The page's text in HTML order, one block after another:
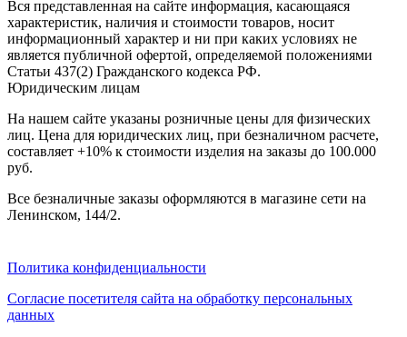
0 0
0
Вся представленная на сайте информация, касающаяся
характеристик, наличия и стоимости товаров, носит
информационный характер и ни при каких условиях не
является публичной офертой, определяемой положениями
Статьи 437(2) Гражданского кодекса РФ.
Юридическим лицам
На нашем сайте указаны розничные цены для физических
лиц. Цена для юридических лиц, при безналичном расчете,
составляет +10% к стоимости изделия на заказы до 100.000
руб.
Все безналичные заказы оформляются в магазине сети на
Ленинском, 144/2.
Политика конфиденциальности
Согласие посетителя сайта на обработку персональных
данных